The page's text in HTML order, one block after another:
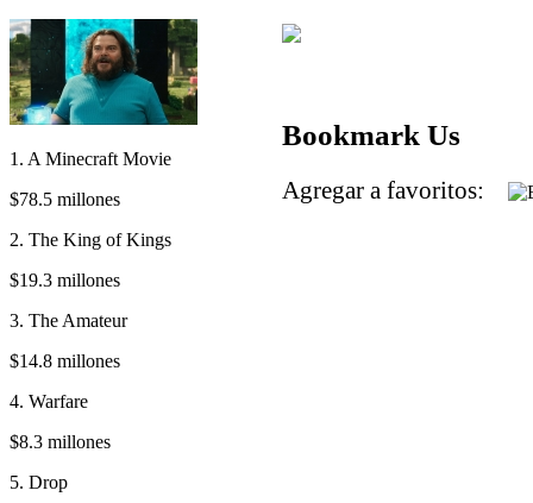
1. A Minecraft Movie
$78.5 millones
2. The King of Kings
$19.3 millones
3. The Amateur
$14.8 millones
4. Warfare
$8.3 millones
5. Drop
Bookmark Us
Agregar a favoritos: